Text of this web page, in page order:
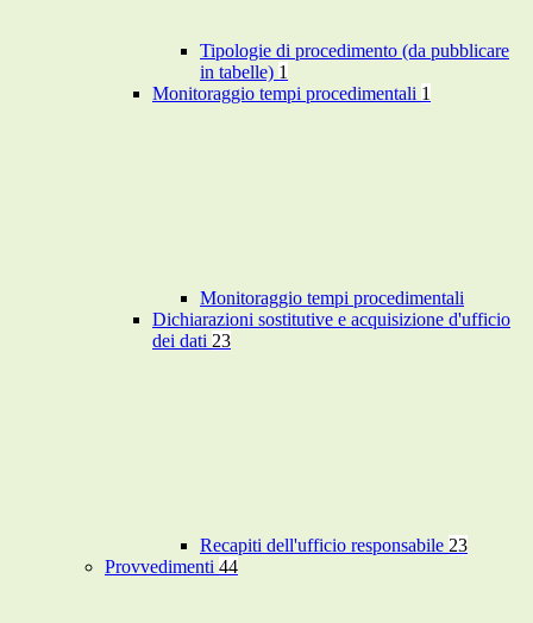
Tipologie di procedimento (da pubblicare
in tabelle) 1
Monitoraggio tempi procedimentali 1
Monitoraggio tempi procedimentali
Dichiarazioni sostitutive e acquisizione d'ufficio
dei dati 23
Recapiti dell'ufficio responsabile 23
Provvedimenti 44